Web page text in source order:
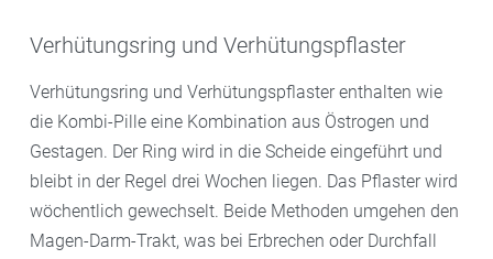
Verhütungsring und Verhütungspflaster
Verhütungsring und Verhütungspflaster enthalten wie
die Kombi-Pille eine Kombination aus Östrogen und
Gestagen. Der Ring wird in die Scheide eingeführt und
bleibt in der Regel drei Wochen liegen. Das Pflaster wird
wöchentlich gewechselt. Beide Methoden umgehen den
Magen-Darm-Trakt, was bei Erbrechen oder Durchfall